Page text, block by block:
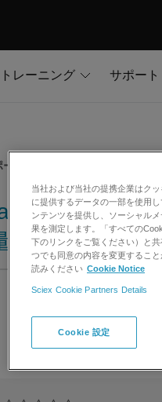
トレーニング サポート
ト
測定にお
分析計・LC-
当社および当社の提携企業はク
に提供するデータの一部を使用
ンテンツを提供し、ソーシャル
果を測定します。「すべての
下のリンクをご覧ください）と
つでも同意の内容を変更するこ
読みください Cookie Notice
Sciex Cookie Partners Details
Cookie 設定